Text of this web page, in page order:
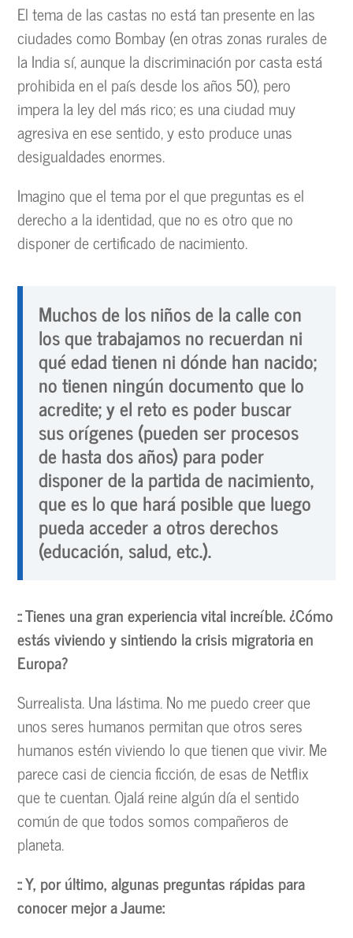
El tema de las castas no está tan presente en las
ciudades como Bombay (en otras zonas rurales de
la India sí, aunque la discriminación por casta está
prohibida en el país desde los años 50), pero
impera la ley del más rico; es una ciudad muy
agresiva en ese sentido, y esto produce unas
desigualdades enormes.
Imagino que el tema por el que preguntas es el
derecho a la identidad, que no es otro que no
disponer de certificado de nacimiento.
Muchos de los niños de la calle con
los que trabajamos no recuerdan ni
qué edad tienen ni dónde han nacido;
no tienen ningún documento que lo
acredite; y el reto es poder buscar
sus orígenes (pueden ser procesos
de hasta dos años) para poder
disponer de la partida de nacimiento,
que es lo que hará posible que luego
pueda acceder a otros derechos
(educación, salud, etc.).
:: Tienes una gran experiencia vital increíble. ¿Cómo
estás viviendo y sintiendo la crisis migratoria en
Europa?
Surrealista. Una lástima. No me puedo creer que
unos seres humanos permitan que otros seres
humanos estén viviendo lo que tienen que vivir. Me
parece casi de ciencia ficción, de esas de Netflix
que te cuentan. Ojalá reine algún día el sentido
común de que todos somos compañeros de
planeta.
:: Y, por último, algunas preguntas rápidas para
conocer mejor a Jaume: